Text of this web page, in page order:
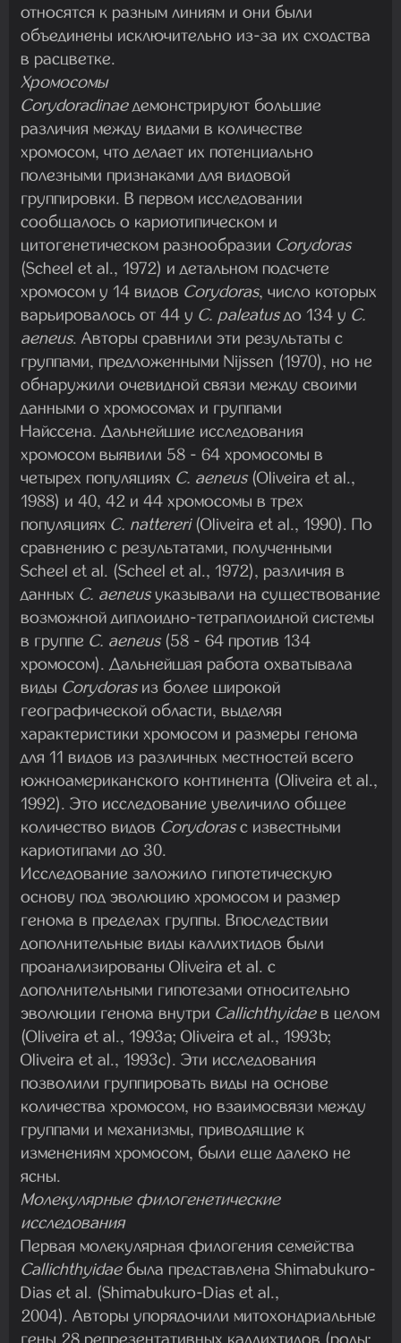
относятся к разным линиям и они были
объединены исключительно из-за их сходства
в расцветке.
Хромосомы
Corydoradinaeдемонстрируют большие
различия между видами в количестве
хромосом, что делает их потенциально
полезными признаками для видовой
группировки. В первом исследовании
сообщалось о кариотипическом и
цитогенетическом разнообразии Corydoras
(Scheel et al., 1972) и детальном подсчете
хромосом у 14 видов Corydoras, число которых
варьировалось от 44 у C. paleatusдо 134 у C.
aeneus. Авторы сравнили эти результаты с
группами, предложенными Nijssen (1970), но не
обнаружили очевидной связи между своими
данными о хромосомах и группами
Найссена. Дальнейшие исследования
хромосом выявили 58 - 64 хромосомы в
четырех популяциях C. aeneus(Oliveira et al.,
1988) и 40, 42 и 44 хромосомы в трех
популяциях C. nattereri(Oliveira et al., 1990). По
сравнению с результатами, полученными
Scheel et al. (Scheel et al., 1972), различия в
данных C. aeneusуказывали на существование
возможной диплоидно-тетраплоидной системы
в группе C. aeneus(58 - 64 против 134
хромосом). Дальнейшая работа охватывала
виды Corydorasиз более широкой
географической области, выделяя
характеристики хромосом и размеры генома
для 11 видов из различных местностей всего
южноамериканского континента (Oliveira et al.,
1992). Это исследование увеличило общее
количество видов Corydorasс известными
кариотипами до 30.
Исследование заложило гипотетическую
основу под эволюцию хромосом и размер
генома в пределах группы. Впоследствии
дополнительные виды каллихтидов были
проанализированы Oliveira et al. с
дополнительными гипотезами относительно
эволюции генома внутри Callichthyidaeв целом
(Oliveira et al., 1993a; Oliveira et al., 1993b;
Oliveira et al., 1993c). Эти исследования
позволили группировать виды на основе
количества хромосом, но взаимосвязи между
группами и механизмы, приводящие к
изменениям хромосом, были еще далеко не
ясны.
Молекулярные филогенетические
исследования
Первая молекулярная филогения семейства
Callichthyidae была представлена Shimabukuro-
Dias et al. (Shimabukuro-Dias et al.,
2004). Авторы упорядочили митохондриальные